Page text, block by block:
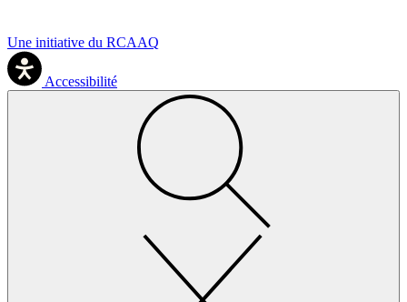
Une initiative du RCAAQ
Accessibilité